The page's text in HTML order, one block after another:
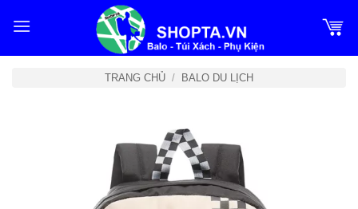
qua
TRANG CHỦ / BALO DU LỊCH